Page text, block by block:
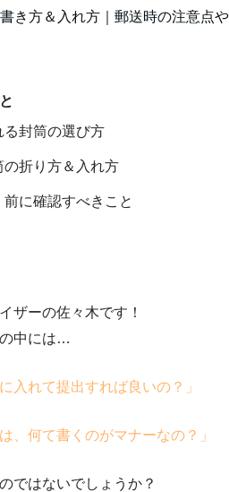
封筒の選び方
折り方＆入れ方
に確認すべきこと
ザーの佐々木です！
中には…
入れて提出すれば良いの？ 」
、何て書くのがマナーなの？」
ではないでしょうか？